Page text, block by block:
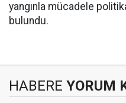
yangınla mücadele
bulundu.
HABERE YORUM